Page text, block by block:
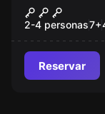
Crazy
2-4 personas7+
Reservar